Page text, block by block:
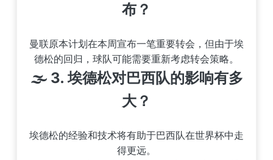
布？
曼联原本计划在本周宣布一笔重要转会，但由于埃
德松的回归，球队可能需要重新考虑转会策略。
🌫️ 3.埃德松对巴西队的影响有多
大？
埃德松的经验和技术将有助于巴西队在世界杯中走
得更远。